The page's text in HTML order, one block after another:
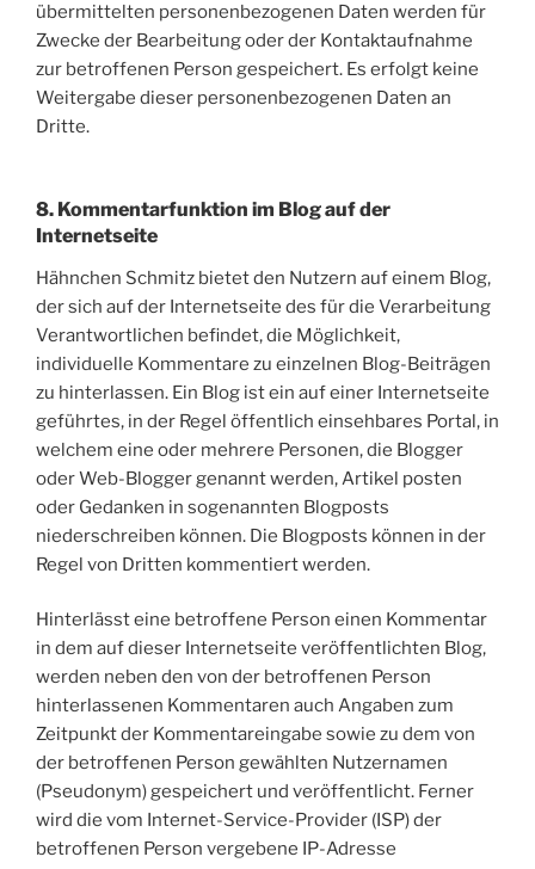
übermittelten personenbezogenen Daten werden für
Zwecke der Bearbeitung oder der Kontaktaufnahme
zur betroffenen Person gespeichert. Es erfolgt keine
Weitergabe dieser personenbezogenen Daten an
Dritte.
8. Kommentarfunktion im Blog auf der
Internetseite
Hähnchen Schmitz bietet den Nutzern auf einem Blog,
der sich auf der Internetseite des für die Verarbeitung
Verantwortlichen befindet, die Möglichkeit,
individuelle Kommentare zu einzelnen Blog-Beiträgen
zu hinterlassen. Ein Blog ist ein auf einer Internetseite
geführtes, in der Regel öffentlich einsehbares Portal, in
welchem eine oder mehrere Personen, die Blogger
oder Web-Blogger genannt werden, Artikel posten
oder Gedanken in sogenannten Blogposts
niederschreiben können. Die Blogposts können in der
Regel von Dritten kommentiert werden.
Hinterlässt eine betroffene Person einen Kommentar
in dem auf dieser Internetseite veröffentlichten Blog,
werden neben den von der betroffenen Person
hinterlassenen Kommentaren auch Angaben zum
Zeitpunkt der Kommentareingabe sowie zu dem von
der betroffenen Person gewählten Nutzernamen
(Pseudonym) gespeichert und veröffentlicht. Ferner
wird die vom Internet-Service-Provider (ISP) der
betroffenen Person vergebene IP-Adresse